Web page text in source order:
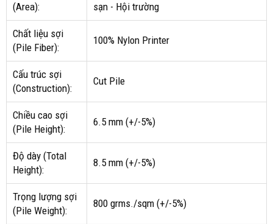
(Area):
sạn - Hội trường
Chất liệu sợi
(Pile Fiber):
100% Nylon Printer
Cấu trúc sợi
(Construction):
Cut Pile
Chiều cao sợi
(Pile Height):
6.5 mm (+/-5%)
Độ dày (Total
Height):
8.5 mm (+/-5%)
Trọng lượng sợi
(Pile Weight):
800 grms./sqm (+/-5%)